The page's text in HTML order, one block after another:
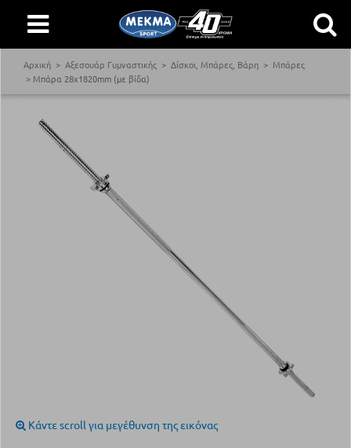
Αρχική Αξεσουάρ Γυμναστικής Δίσκοι, Μπάρες, Βάρη
Μπάρες
Μπάρα 28x1820mm (με βίδα)
Κάντε scroll για μεγέθυνση της εικόνας